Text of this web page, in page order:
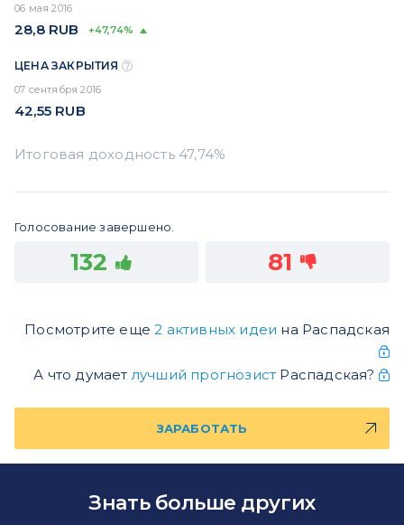
06 мая 2016
28,8 RUB +47,74%
ЦЕНА ЗАКРЫТИЯ
07 сентября 2016
42,55 RUB
Голосование завершено.
132 81
Посмотрите еще2 активных идеи на Распадская
А что думает лучший прогнозист Распадская?
ЗАРАБОТАТЬ
Знать больше других